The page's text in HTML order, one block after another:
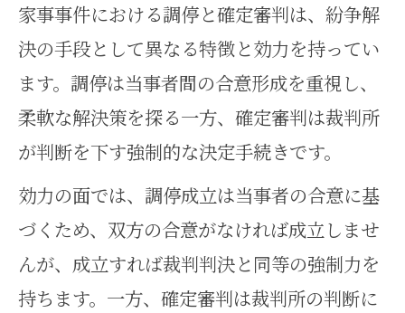
家事事件における調停と確定審判は、紛争解
決の手段として異なる特徴と効力を持ってい
ます。調停は当事者間の合意形成を重視し、
柔軟な解決策を探る一方、確定審判は裁判所
が判断を下す強制的な決定手続きです。
効力の面では、調停成立は当事者の合意に基
づくため、双方の合意がなければ成立しませ
んが、成立すれば裁判判決と同等の強制力を
持ちます。一方、確定審判は裁判所の判断に